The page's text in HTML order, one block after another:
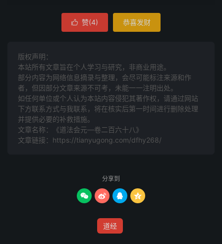
玄冥大将，四臂三头。左辅披发，头戴骷髅，颜如蓝靛，统
领兵头。前后排列，似水不流。九狱主吏，各执戈矛。呼吸
收。吾今用法，要见踪由。急急如北阴玄天酆都郁绝大帝律
令勑。
烧符咒
左手子文，右手煞文。
吾左有日君，右有月君。前有雷电，后有风云。震天动地，
汝神。听吾指约，受吾驱分。勑捉鬼贼，从吾降灵。急急如
北阴玄天酆都郁绝大帝律令勑。
 赞(4) 恭喜发财
版权声明：
本站所有文章旨在个人学习与研究，非商业用途。
部分内容为网络信息摘录与整理，会尽可能标注来源和作
者，但因部分文章来源不可考，未能一一注明出处。
如任何单位或个人认为本站内容侵犯其著作权，请通过网站
下方联系方式与我联系​​，将在核实后第一时间进行删除处理
并提供必要的补救措施。
文章名称：《道法会元—卷二百六十八》
文章链接： https://tianyugong.com/dfhy268/
分享到
   
道经